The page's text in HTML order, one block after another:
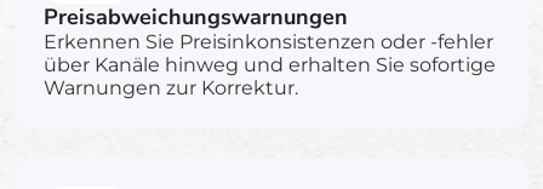
Preisabweichungswarnungen
Erkennen Sie Preisinkonsistenzen oder -fehler
über Kanäle hinweg und erhalten Sie sofortige
Warnungen zur Korrektur.